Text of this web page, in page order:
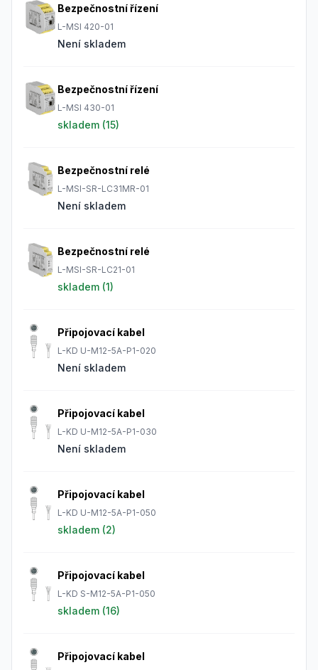
Bezpečnostní řízení
L-MSI 420-01
Není skladem
Bezpečnostní řízení
L-MSI 430-01
skladem (15)
Bezpečnostní relé
L-MSI-SR-LC31MR-01
Není skladem
Bezpečnostní relé
L-MSI-SR-LC21-01
skladem (1)
Připojovací kabel
L-KD U-M12-5A-P1-020
Není skladem
Připojovací kabel
L-KD U-M12-5A-P1-030
Není skladem
Připojovací kabel
L-KD U-M12-5A-P1-050
skladem (2)
Připojovací kabel
L-KD S-M12-5A-P1-050
skladem (16)
Připojovací kabel